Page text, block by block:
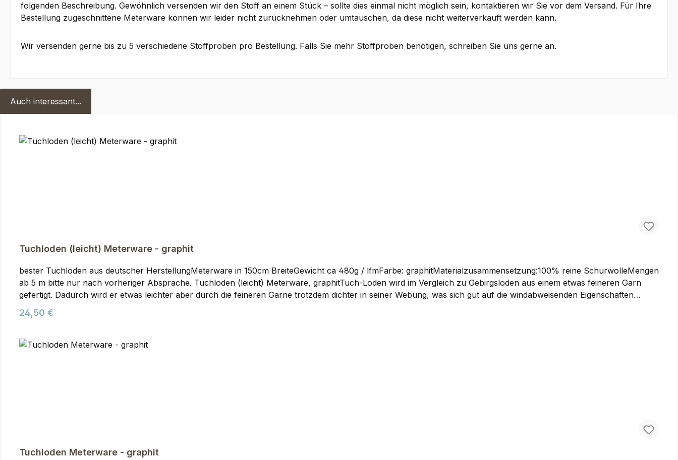
folgenden Beschreibung. Gewöhnlich versenden wir den Stoff an einem Stück – sollte dies einmal nicht möglich sein, kontaktieren wir Sie vor dem Versand. Für Ihre
Bestellung zugeschnittene Meterware können wir leider nicht zurücknehmen oder umtauschen, da diese nicht weiterverkauft werden kann.
Wir versenden gerne bis zu 5 verschiedene Stoffproben pro Bestellung. Falls Sie mehr Stoffproben benötigen, schreiben Sie uns gerne an.
Auch interessant...
Tuchloden (leicht) Meterware - graphit
bester Tuchloden aus deutscher HerstellungMeterware in 150cm BreiteGewicht ca 480g / lfmFarbe: graphitMaterialzusammensetzung:100% reine SchurwolleMengen
ab 5 m bitte nur nach vorheriger Absprache. Tuchloden (leicht) Meterware, graphitTuch-Loden wird im Vergleich zu Gebirgsloden aus einem etwas feineren Garn
gefertigt. Dadurch wird er etwas leichter aber durch die feineren Garne trotzdem dichter in seiner Webung, was sich gut auf die windabweisenden Eigenschaften
auswirkt. Er fällt etwas weicher als Gebirgsloden und eignet sich dadurch besonders für Bekleidung wie Lodenjacken, Lodenhosen oder auch etwas leichtere Taschen
und Rucksäcke. Den Tuchloden verwenden wir selber bevorzugt für unsere Jacken. Sie können ihn bei uns als Meterware kaufen, um Ihre eigenen Ideen damit
Outdoorbekleidung.
Regulärer Preis:
24,50 €
Tuchloden Meterware - graphit